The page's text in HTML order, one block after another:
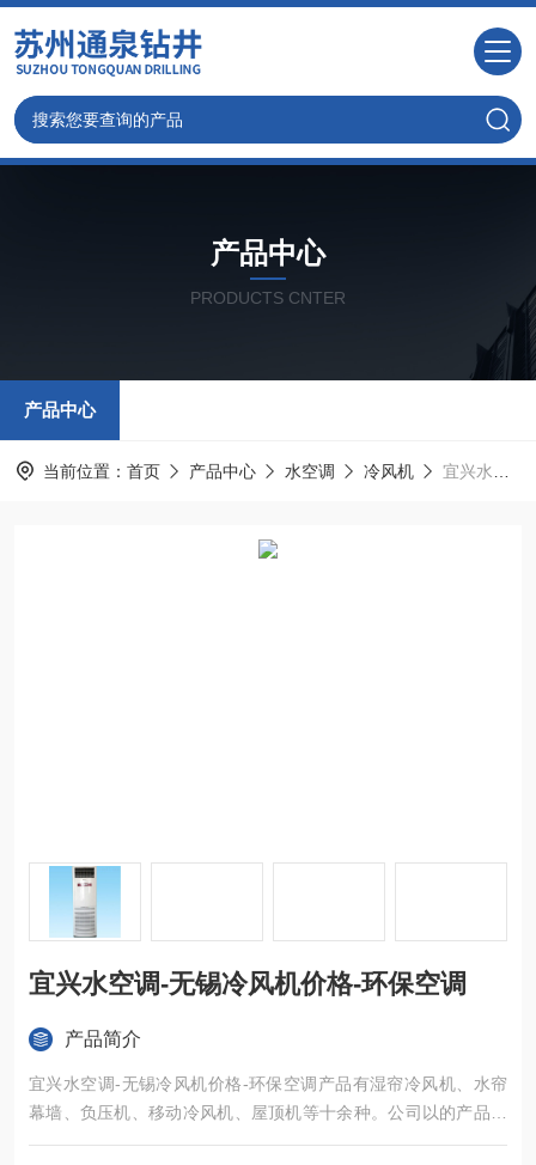
产品中心
PRODUCTS CNTER
产品中心
当前位置： 首页 产品中心 水空调 冷风机 宜兴水空调-无锡冷风机价格-环保空调
宜兴水空调-无锡冷风机价格-环保空调
产品简介
宜兴水空调-无锡冷风机价格-环保空调产品有湿帘冷风机、水帘
幕墙、负压机、移动冷风机、屋顶机等十余种。公司以的产品质
量，合理的价格，优质高效的服务，始终置于行业的前沿